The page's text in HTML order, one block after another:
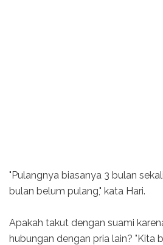
"Pulangnya biasanya 3 bulan
bulan belum pulang," kata Hari.
Apakah takut dengan suami
hubungan dengan pria lain? "Kita